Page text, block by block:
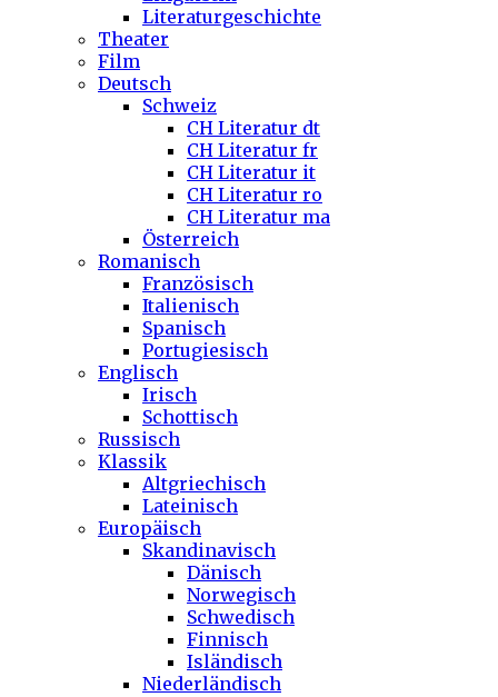
Literaturgeschichte
Theater
Film
Deutsch
Schweiz
CH Literatur dt
CH Literatur fr
CH Literatur it
CH Literatur ro
CH Literatur ma
Österreich
Romanisch
Französisch
Italienisch
Spanisch
Portugiesisch
Englisch
Irisch
Schottisch
Russisch
Klassik
Altgriechisch
Lateinisch
Europäisch
Skandinavisch
Dänisch
Norwegisch
Schwedisch
Finnisch
Isländisch
Niederländisch